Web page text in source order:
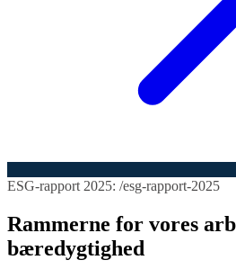
ESG-rapport 2025: /esg-rapport-2025
Rammerne for vores
bæredygtighed